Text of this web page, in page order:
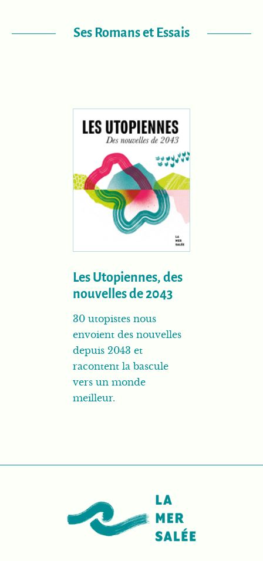
Ses Romans et Essais
Les Utopiennes, des
nouvelles de 2043
30 utopistes nous
envoient des nouvelles
depuis 2043 et
racontent la bascule
vers un monde
meilleur.